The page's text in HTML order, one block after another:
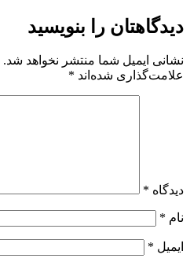
دیدگاهتان را بنویسید
نشانی ایمیل شما منتشر نخواهد شد.
علامت‌گذاری شده‌اند *
دیدگاه *
نام *
ایمیل *